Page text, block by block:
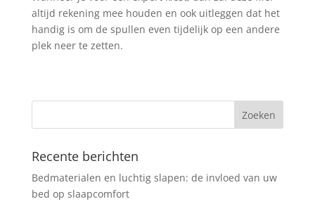
altijd rekening mee houden en ook uitleggen dat het
handig is om de spullen even tijdelijk op een andere
plek neer te zetten.
Recente berichten
Bedmaterialen en luchtig slapen: de invloed van uw
bed op slaapcomfort